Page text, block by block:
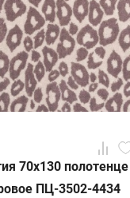
70х130 полотенце
ПЦ-3502-4434